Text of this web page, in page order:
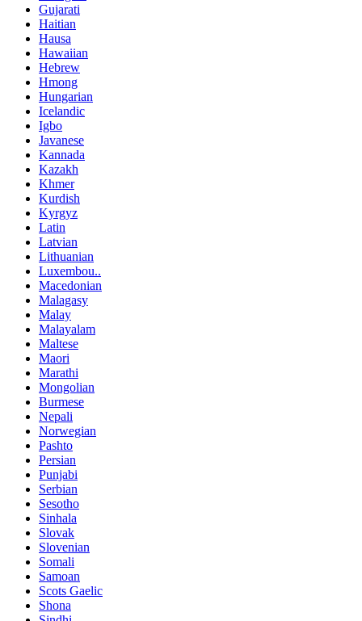
Gujarati
Haitian
Hausa
Hawaiian
Hebrew
Hmong
Hungarian
Icelandic
Igbo
Javanese
Kannada
Kazakh
Khmer
Kurdish
Kyrgyz
Latin
Latvian
Lithuanian
Luxembou..
Macedonian
Malagasy
Malay
Malayalam
Maltese
Maori
Marathi
Mongolian
Burmese
Nepali
Norwegian
Pashto
Persian
Punjabi
Serbian
Sesotho
Sinhala
Slovak
Slovenian
Somali
Samoan
Scots Gaelic
Shona